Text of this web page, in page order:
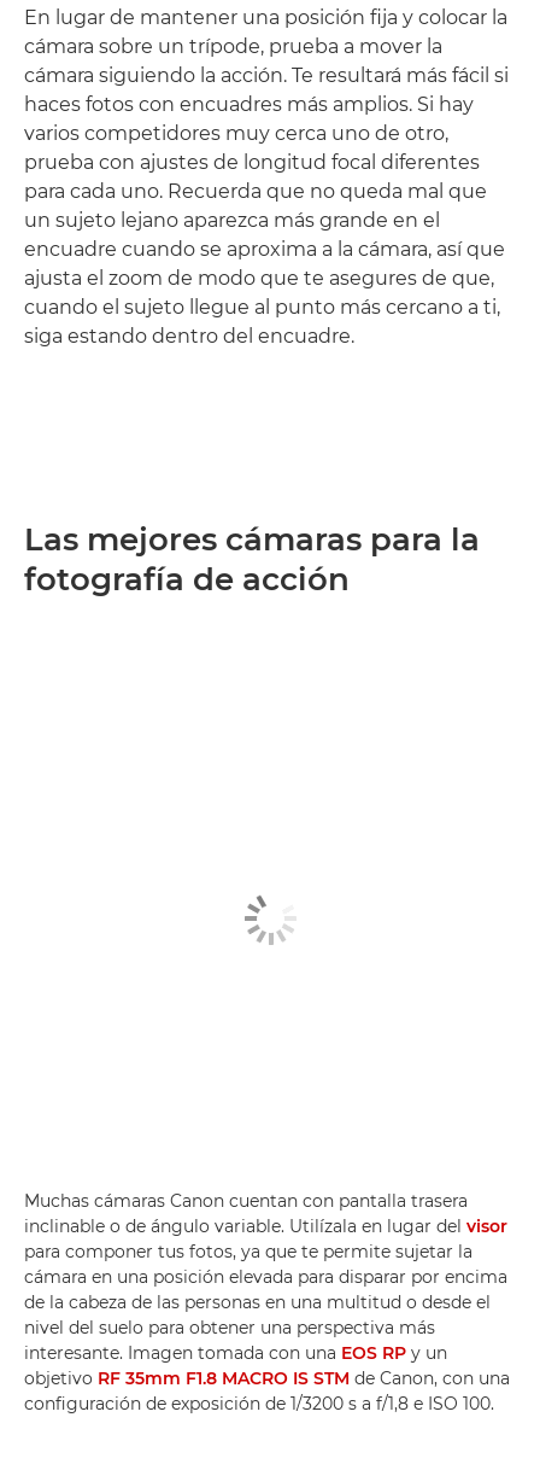
En lugar de mantener una posición fija y colocar la
cámara sobre un trípode, prueba a mover la
cámara siguiendo la acción. Te resultará más fácil si
haces fotos con encuadres más amplios. Si hay
varios competidores muy cerca uno de otro,
prueba con ajustes de longitud focal diferentes
para cada uno. Recuerda que no queda mal que
un sujeto lejano aparezca más grande en el
encuadre cuando se aproxima a la cámara, así que
ajusta el zoom de modo que te asegures de que,
cuando el sujeto llegue al punto más cercano a ti,
siga estando dentro del encuadre.
Las mejores cámaras para la
fotografía de acción
Muchas cámaras Canon cuentan con pantalla trasera
inclinable o de ángulo variable. Utilízala en lugar del visor
para componer tus fotos, ya que te permite sujetar la
cámara en una posición elevada para disparar por encima
de la cabeza de las personas en una multitud o desde el
nivel del suelo para obtener una perspectiva más
interesante. Imagen tomada con una EOS RP y un
objetivo RF 35mm F1.8 MACRO IS STM de Canon, con una
configuración de exposición de 1/3200 s a f/1,8 e ISO 100.